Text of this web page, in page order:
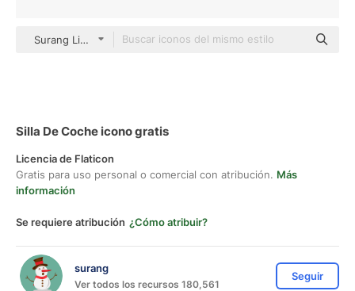
Surang Lineal
Silla De Coche icono gratis
Licencia de Flaticon
Gratis para uso personal o comercial con atribución. Más
información
Se requiere atribución ¿Cómo atribuir?
surang
Ver todos los recursos 180,561
Seguir